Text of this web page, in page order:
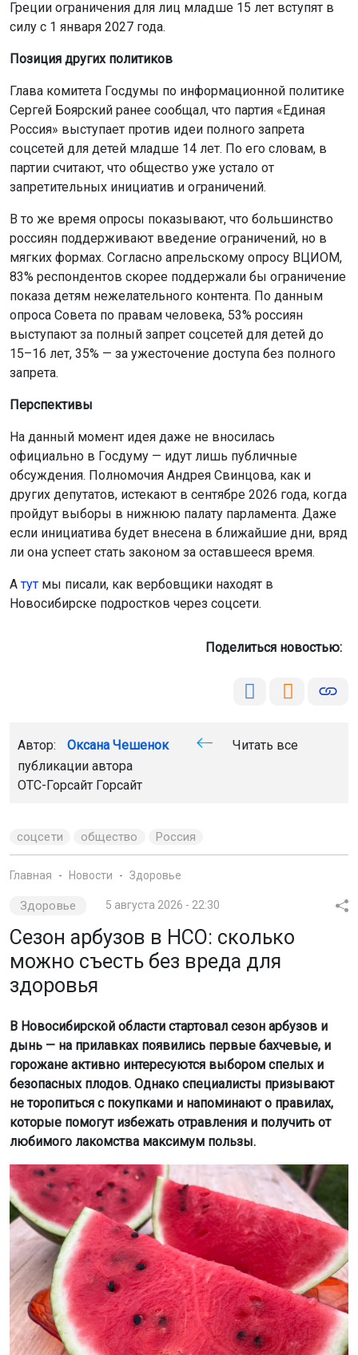
Греции ограничения для лиц младше 15 лет вступят в
силу с 1 января 2027 года.
Позиция других политиков
Глава комитета Госдумы по информационной политике
Сергей Боярский ранее сообщал, что партия «Единая
Россия» выступает против идеи полного запрета
соцсетей для детей младше 14 лет. По его словам, в
партии считают, что общество уже устало от
запретительных инициатив и ограничений.
В то же время опросы показывают, что большинство
россиян поддерживают введение ограничений, но в
мягких формах. Согласно апрельскому опросу ВЦИОМ,
83% респондентов скорее поддержали бы ограничение
показа детям нежелательного контента. По данным
опроса Совета по правам человека, 53% россиян
выступают за полный запрет соцсетей для детей до
15–16 лет, 35% — за ужесточение доступа без полного
запрета.
Перспективы
На данный момент идея даже не вносилась
официально в Госдуму — идут лишь публичные
обсуждения. Полномочия Андрея Свинцова, как и
других депутатов, истекают в сентябре 2026 года, когда
пройдут выборы в нижнюю палату парламента. Даже
если инициатива будет внесена в ближайшие дни, вряд
ли она успеет стать законом за оставшееся время.
Атут мы писали, как вербовщики находят в
Новосибирске подростков через соцсети.
Поделиться новостью:
Автор: Оксана Чешенок
Читать все
публикации автора
ОТС-Горсайт Горсайт
соцсети общество Россия
Главная Новости Здоровье
Здоровье 5 августа 2026 - 22:30
Сезон арбузов в НСО: сколько
можно съесть без вреда для
здоровья
В Новосибирской области стартовал сезон арбузов и
дынь — на прилавках появились первые бахчевые, и
горожане активно интересуются выбором спелых и
безопасных плодов. Однако специалисты призывают
не торопиться с покупками и напоминают о правилах,
которые помогут избежать отравления и получить от
любимого лакомства максимум пользы.